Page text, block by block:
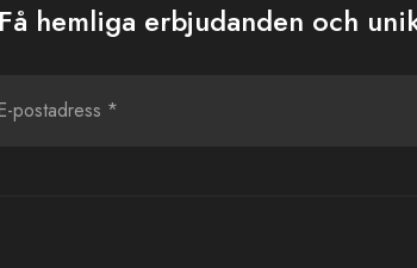
Få hemliga erbjudanden och